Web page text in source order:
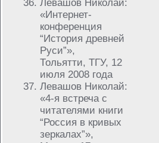
Левашов Николай:
«Интернет-
конференция
“История древней
Руси”»,
Тольятти, ТГУ, 12
июля 2008 года
Левашов Николай:
«4-я встреча с
читателями книги
“Россия в кривых
зеркалах”»,